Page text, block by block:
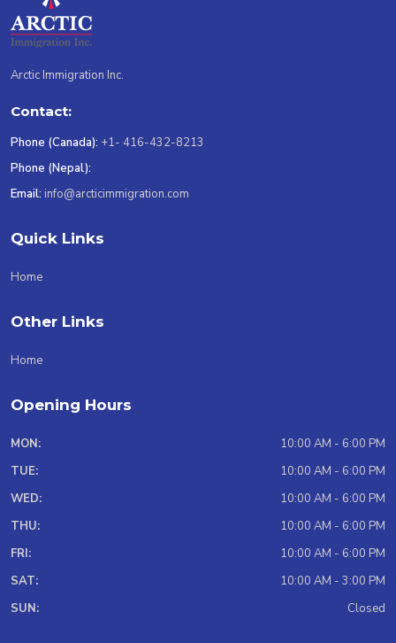
Arctic Immigration Inc.
Contact:
Phone (Canada): +1- 416-432-8213
Phone (Nepal):
Email: info@arcticimmigration.com
Quick Links
Home
Other Links
Home
Opening Hours
MON:
10:00 AM - 6:00 PM
TUE:
10:00 AM - 6:00 PM
WED:
10:00 AM - 6:00 PM
THU:
10:00 AM - 6:00 PM
FRI:
10:00 AM - 6:00 PM
SAT:
10:00 AM - 3:00 PM
SUN:
Closed